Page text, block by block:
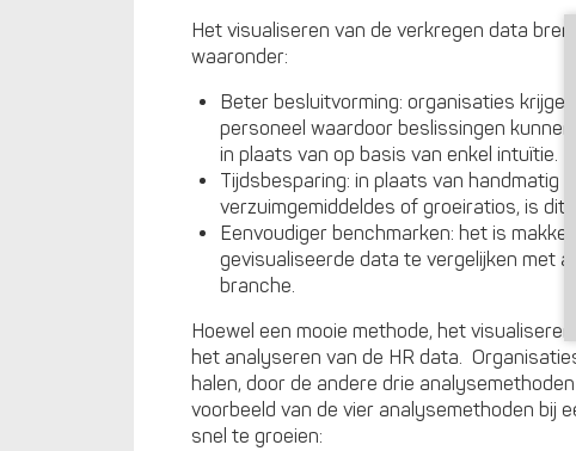
Het visualiseren van de verkregen data
waaronder:
Beter besluitvorming: organisaties
personeel waardoor beslissingen
in plaats van op basis van enkel intuïtie.
Tijdsbesparing: in plaats van handmatig
verzuimgemiddeldes of groeiratios, is dit
Eenvoudiger benchmarken: het is
gevisualiseerde data te vergelijken met
branche.
Hoewel een mooie methode, het
het analyseren van de HR data.
halen, door de andere drie
voorbeeld van de vier analysemethoden bij
snel te groeien: